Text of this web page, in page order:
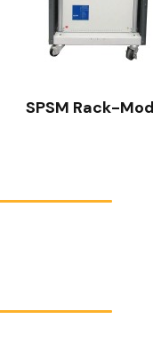
SCHNELLANSICHT
SPSM Rack-